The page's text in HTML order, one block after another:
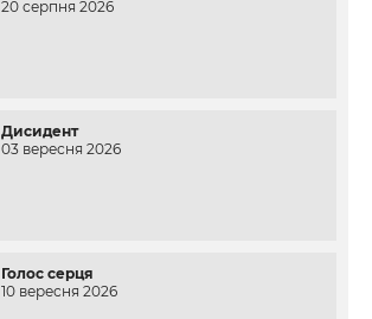
20 серпня 2026
Дисидент
03 вересня 2026
Голос серця
10 вересня 2026